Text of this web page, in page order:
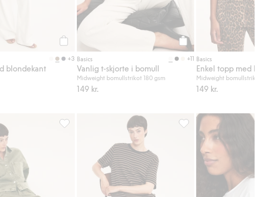
Legg til
+3
blondekant
Legg til
Basics +11
Vanlig t-skjorte i bomull
Midweight bomullstrikot 180 gsm
149 kr.
Basics
Enkel topp med
Midweight bomullstrikot
149 kr.
Legg til i favoriterWide jeans high waist, Legg til i favoriterStripete oversized T-